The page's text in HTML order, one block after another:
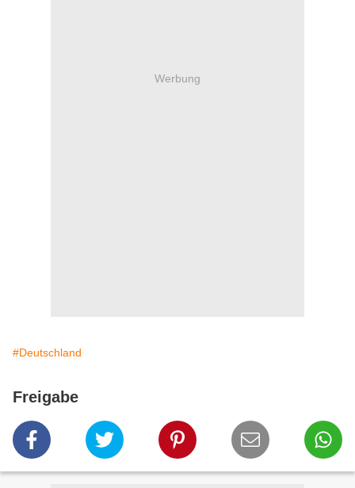
Werbung
#Deutschland
Freigabe